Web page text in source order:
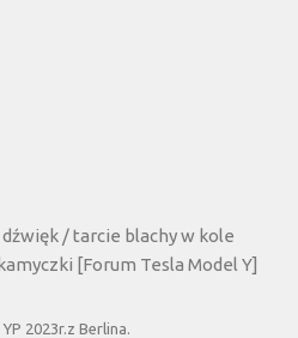
/ tarcie blachy w kole
[Forum Tesla Model Y]
2023r.z Berlina.